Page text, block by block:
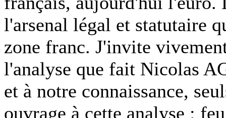
l'arsenal légal et statutaire
zone franc. J'invite
l'analyse que fait Nicolas
et à notre connaissance,
ouvrage à cette analyse :